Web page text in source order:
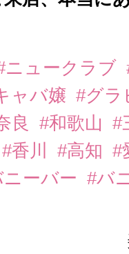
ニュークラブ
ャバ嬢 #グ
良 #和歌山
#
#香川 #高知 #
ーバー #バ